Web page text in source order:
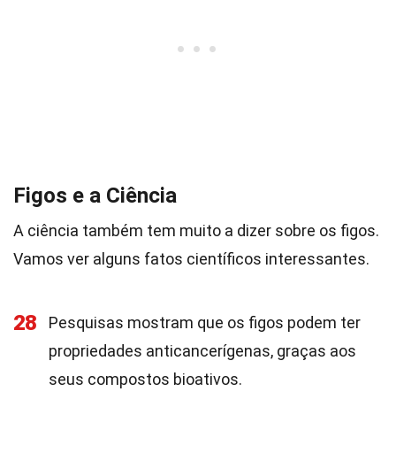
Figos e a Ciência
A ciência também tem muito a dizer sobre os figos.
Vamos ver alguns fatos científicos interessantes.
28
Pesquisas mostram que os figos podem ter
propriedades anticancerígenas, graças aos
seus compostos bioativos.